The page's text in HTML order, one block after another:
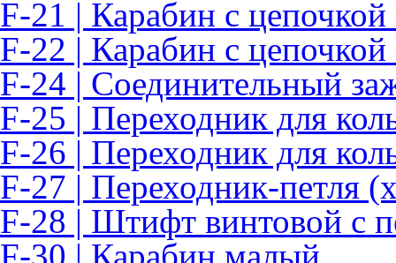
F-21 | Карабин с цепочкой
F-22 | Карабин с цепочкой
F-24 | Соединительный
F-25 | Переходник для
F-26 | Переходник для
F-27 | Переходник-петля
F-28 | Штифт винтовой с